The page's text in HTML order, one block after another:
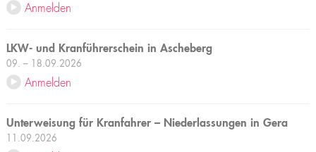
Anmelden
LKW- und Kranführerschein in Ascheberg
09. – 18.09.2026
Anmelden
Unterweisung für Kranfahrer – Niederlassungen in Gera
11.09.2026